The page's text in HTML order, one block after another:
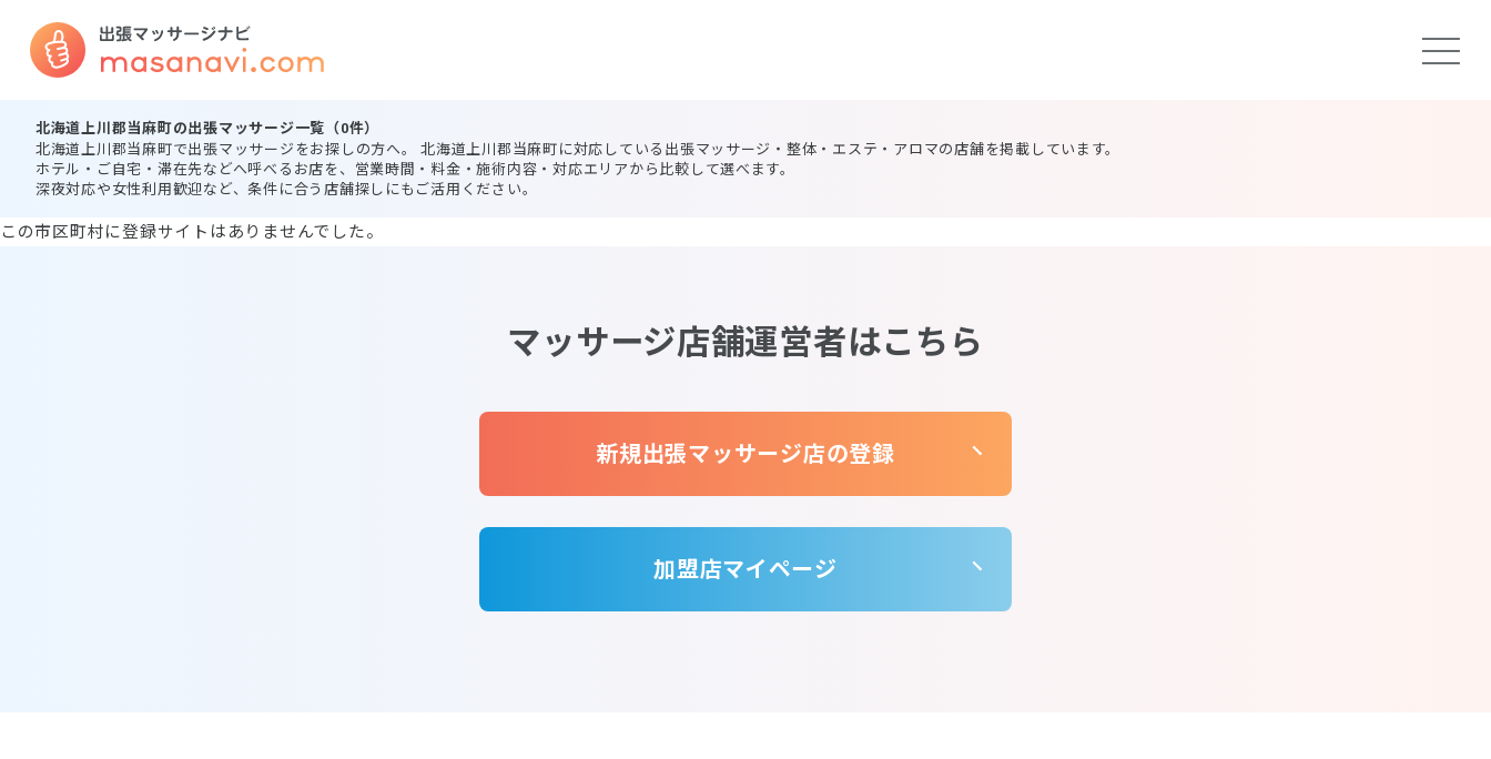
北海道上川郡当麻町の出張マッサージ一覧（0件）
北海道上川郡当麻町で出張マッサージをお探しの方へ。 北海道上川郡当麻町に対応している出張マッサージ・整体・エステ・アロマの店舗を掲載しています。
ホテル・ご自宅・滞在先などへ呼べるお店を、営業時間・料金・施術内容・対応エリアから比較して選べます。
深夜対応や女性利用歓迎など、条件に合う店舗探しにもご活用ください。
この市区町村に登録サイトはありませんでした。
マッサージ店舗運営者はこちら
新規出張マッサージ店の登録
加盟店マイページ